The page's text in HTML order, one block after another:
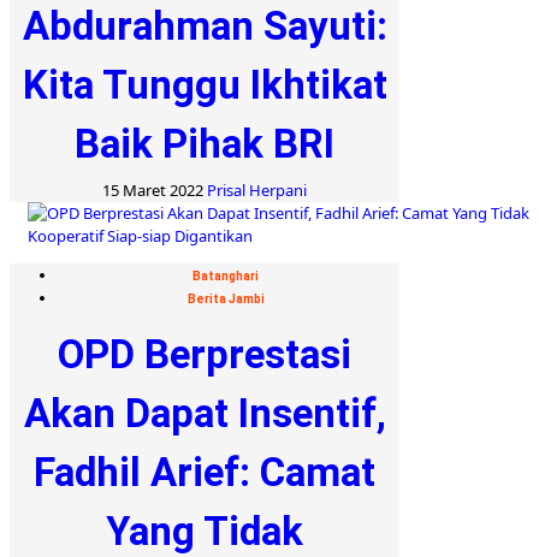
Abdurahman Sayuti:
Kita Tunggu Ikhtikat
Baik Pihak BRI
15 Maret 2022 Prisal Herpani
Batanghari
Berita Jambi
OPD Berprestasi
Akan Dapat Insentif,
Fadhil Arief: Camat
Yang Tidak